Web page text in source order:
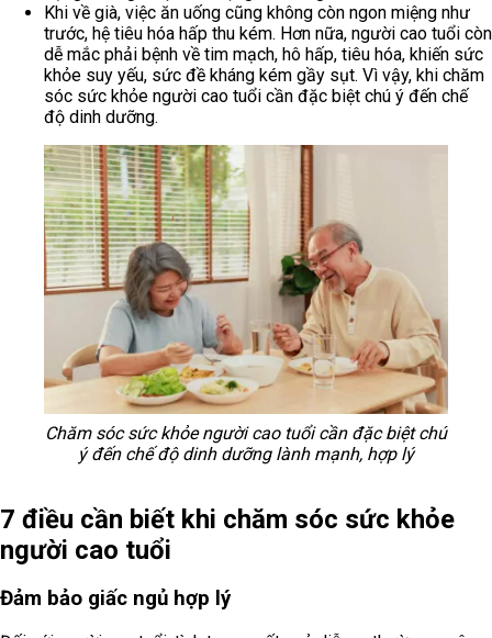
Khi về già, việc ăn uống cũng không còn ngon miệng như
trước, hệ tiêu hóa hấp thu kém. Hơn nữa, người cao tuổi còn
dễ mắc phải bệnh về tim mạch, hô hấp, tiêu hóa, khiến sức
khỏe suy yếu, sức đề kháng kém gầy sụt. Vì vậy, khi chăm
sóc sức khỏe người cao tuổi cần đặc biệt chú ý đến chế
độ dinh dưỡng.
Chăm sóc sức khỏe người cao tuổi cần đặc biệt chú
ý đến chế độ dinh dưỡng lành mạnh, hợp lý
7 điều cần biết khi chăm sóc sức khỏe
người cao tuổi
Đảm bảo giấc ngủ hợp lý